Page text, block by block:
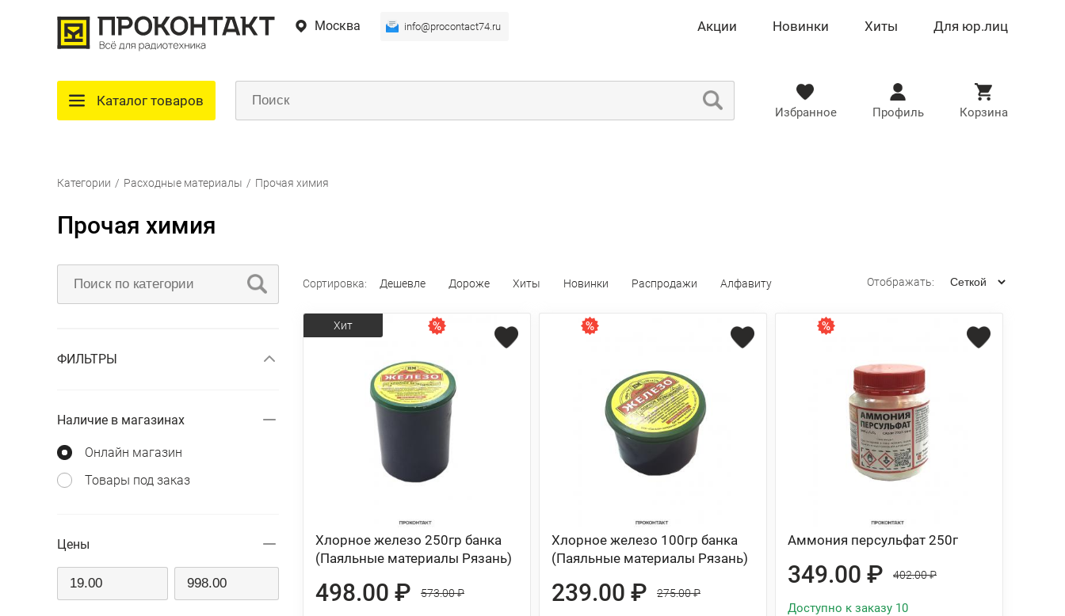
Москва info@procontact74.ru Акции Новинки Хиты Для юр.лиц
Каталог товаров
Избранное Профиль Корзина
Категории / Расходные материалы / Прочая химия
Прочая химия
ФИЛЬТРЫ
Наличие в магазинах
Онлайн магазин
Товары под заказ
Цены
Сортировка: Дешевле Дороже Хиты Новинки Распродажи Алфавиту Отображать:
Хлорное железо 250гр банка
(Паяльные материалы Рязань)
498.00 ₽ 573.00 ₽
Хит
Хлорное железо 100гр банка
(Паяльные материалы Рязань)
239.00 ₽ 275.00 ₽
Аммония персульфат 250г
349.00 ₽ 402.00 ₽
Доступно к заказу 10